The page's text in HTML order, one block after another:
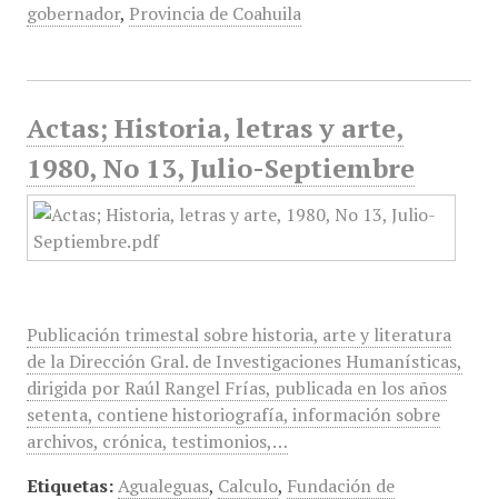
gobernador, Provincia de Coahuila
Actas; Historia, letras y arte,
1980, No 13, Julio-Septiembre
Publicación trimestal sobre historia, arte y literatura
de la Dirección Gral. de Investigaciones Humanísticas,
dirigida por Raúl Rangel Frías, publicada en los años
setenta, contiene historiografía, información sobre
archivos, crónica, testimonios,…
Etiquetas: Agualeguas, Calculo, Fundación de